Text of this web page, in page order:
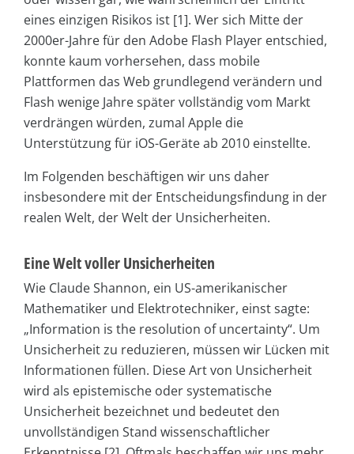
eines einzigen Risikos ist [1]. Wer sich Mitte der
2000er-Jahre für den Adobe Flash Player entschied,
konnte kaum vorhersehen, dass mobile
Plattformen das Web grundlegend verändern und
Flash wenige Jahre später vollständig vom Markt
verdrängen würden, zumal Apple die
Unterstützung für iOS-Geräte ab 2010 einstellte.
Im Folgenden beschäftigen wir uns daher
insbesondere mit der Entscheidungsfindung in der
realen Welt, der Welt der Unsicherheiten.
Eine Welt voller Unsicherheiten
Wie Claude Shannon, ein US-amerikanischer
Mathematiker und Elektrotechniker, einst sagte:
„Information is the resolution of uncertainty“. Um
Unsicherheit zu reduzieren, müssen wir Lücken mit
Informationen füllen. Diese Art von Unsicherheit
wird als epistemische oder systematische
Unsicherheit bezeichnet und bedeutet den
unvollständigen Stand wissenschaftlicher